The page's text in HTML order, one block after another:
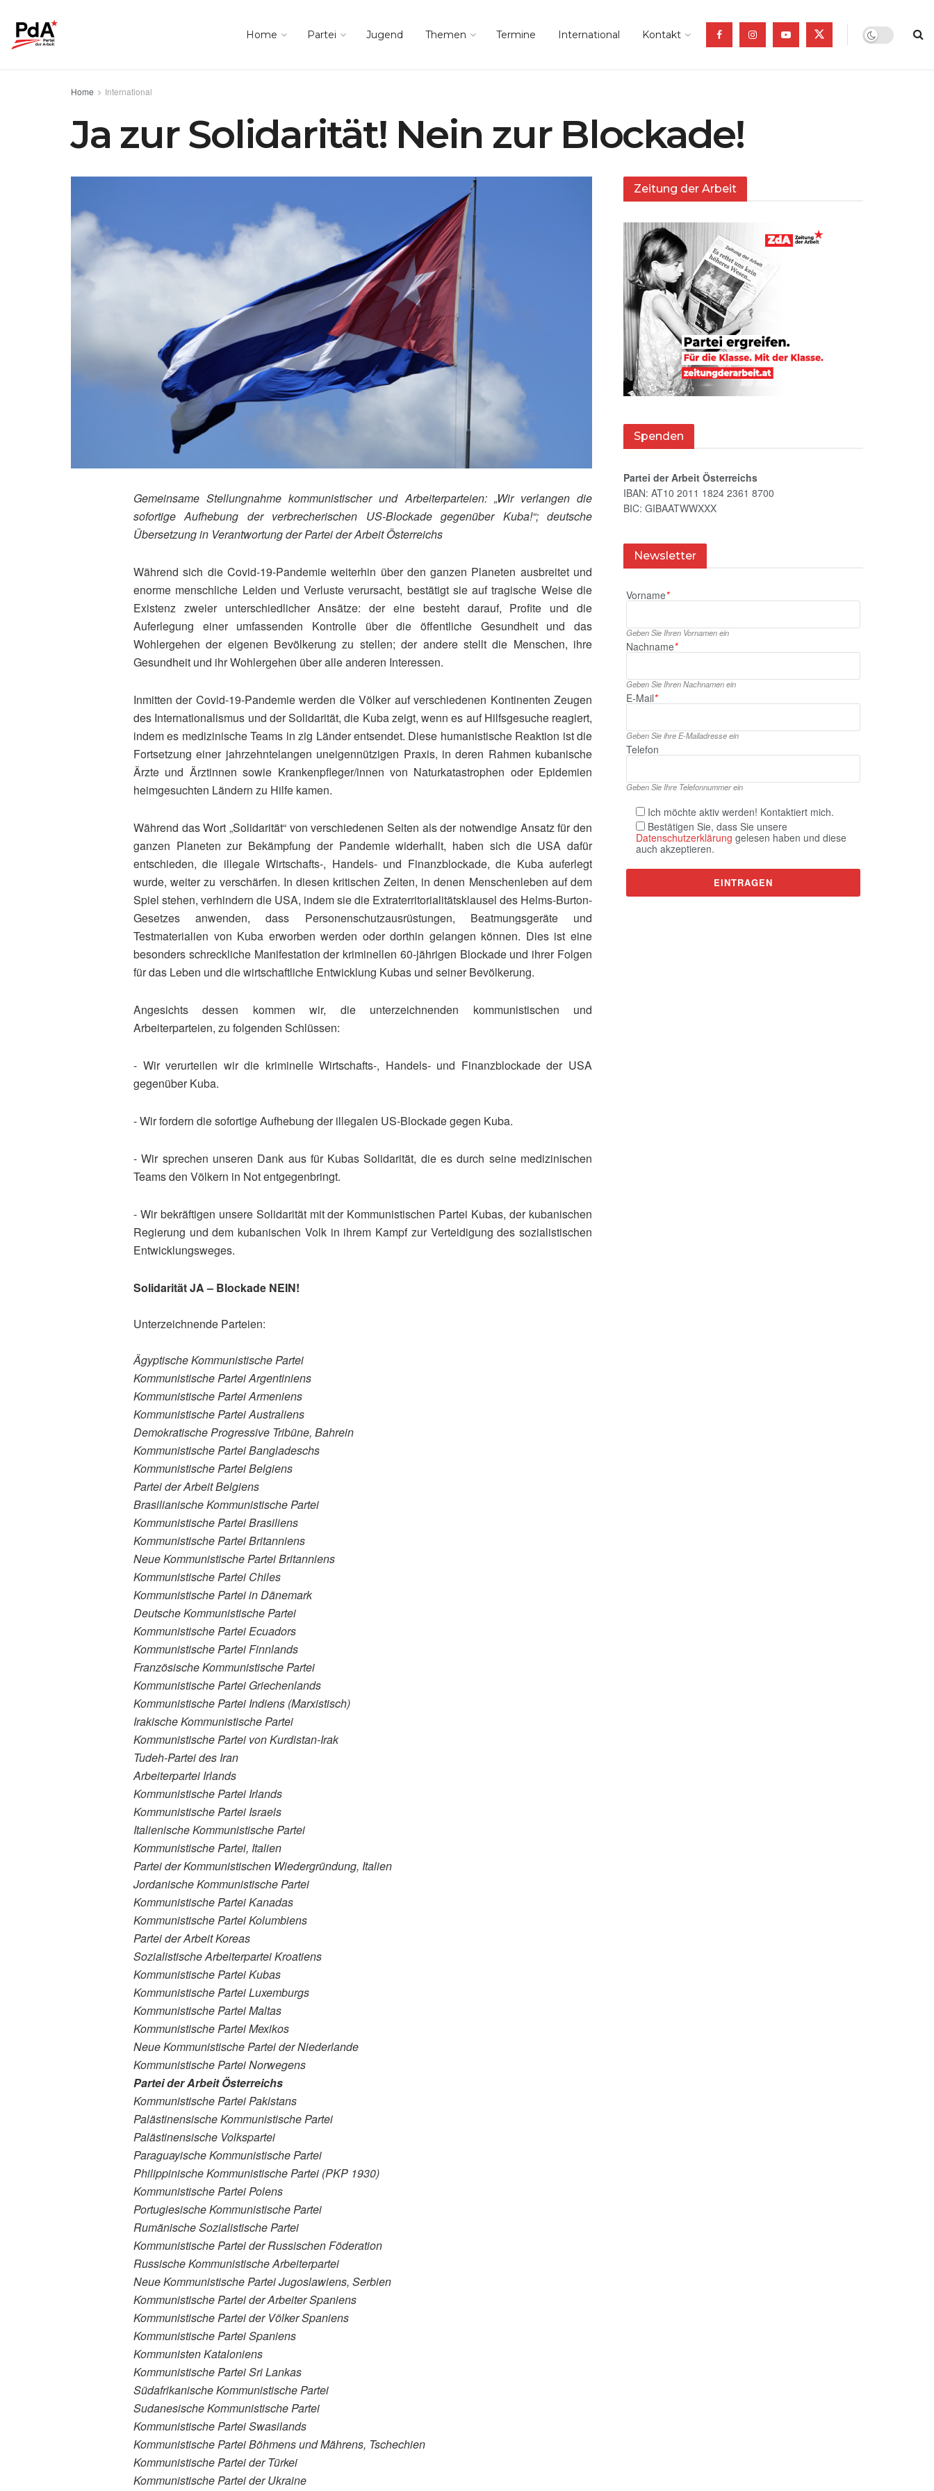
Home Partei Jugend Themen Termine International Kontakt
Home International
Ja zur Solidarität! Nein zur Blockade!
Gemeinsame Stellungnahme kommunistischer und Arbeiterparteien: „Wir verlangen die
sofortige Aufhebung der verbrecherischen US-Blockade gegenüber Kuba!“; deutsche
Übersetzung in Verantwortung der Partei der Arbeit Österreichs
Während sich die Covid-19-Pandemie weiterhin über den ganzen Planeten ausbreitet und
enorme menschliche Leiden und Verluste verursacht, bestätigt sie auf tragische Weise die
Existenz zweier unterschiedlicher Ansätze: der eine besteht darauf, Profite und die
Auferlegung einer umfassenden Kontrolle über die öffentliche Gesundheit und das
Wohlergehen der eigenen Bevölkerung zu stellen; der andere stellt die Menschen, ihre
Gesundheit und ihr Wohlergehen über alle anderen Interessen.
Inmitten der Covid-19-Pandemie werden die Völker auf verschiedenen Kontinenten Zeugen
des Internationalismus und der Solidarität, die Kuba zeigt, wenn es auf Hilfsgesuche reagiert,
indem es medizinische Teams in zig Länder entsendet. Diese humanistische Reaktion ist die
Fortsetzung einer jahrzehntelangen uneigennützigen Praxis, in deren Rahmen kubanische
Ärzte und Ärztinnen sowie Krankenpfleger/innen von Naturkatastrophen oder Epidemien
heimgesuchten Ländern zu Hilfe kamen.
Während das Wort „Solidarität“ von verschiedenen Seiten als der notwendige Ansatz für den
ganzen Planeten zur Bekämpfung der Pandemie widerhallt, haben sich die USA dafür
entschieden, die illegale Wirtschafts‑, Handels- und Finanzblockade, die Kuba auferlegt
wurde, weiter zu verschärfen. In diesen kritischen Zeiten, in denen Menschenleben auf dem
Spiel stehen, verhindern die USA, indem sie die Extraterritorialitätsklausel des Helms-Burton-
Gesetzes anwenden, dass Personenschutzausrüstungen, Beatmungsgeräte und
Testmaterialien von Kuba erworben werden oder dorthin gelangen können. Dies ist eine
besonders schreckliche Manifestation der kriminellen 60-jährigen Blockade und ihrer Folgen
für das Leben und die wirtschaftliche Entwicklung Kubas und seiner Bevölkerung.
Angesichts dessen kommen wir, die unterzeichnenden kommunistischen und
Arbeiterparteien, zu folgenden Schlüssen:
- Wir verurteilen wir die kriminelle Wirtschafts‑, Handels- und Finanzblockade der USA
gegenüber Kuba.
- Wir fordern die sofortige Aufhebung der illegalen US-Blockade gegen Kuba.
- Wir sprechen unseren Dank aus für Kubas Solidarität, die es durch seine medizinischen
Teams den Völkern in Not entgegenbringt.
- Wir bekräftigen unsere Solidarität mit der Kommunistischen Partei Kubas, der kubanischen
Regierung und dem kubanischen Volk in ihrem Kampf zur Verteidigung des sozialistischen
Entwicklungsweges.
Solidarität JA – Blockade NEIN!
Unterzeichnende Parteien:
Ägyptische Kommunistische Partei
Kommunistische Partei Argentiniens
Kommunistische Partei Armeniens
Kommunistische Partei Australiens
Demokratische Progressive Tribüne, Bahrein
Kommunistische Partei Bangladeschs
Kommunistische Partei Belgiens
Partei der Arbeit Belgiens
Brasilianische Kommunistische Partei
Kommunistische Partei Brasiliens
Kommunistische Partei Britanniens
Neue Kommunistische Partei Britanniens
Kommunistische Partei Chiles
Kommunistische Partei in Dänemark
Deutsche Kommunistische Partei
Kommunistische Partei Ecuadors
Kommunistische Partei Finnlands
Französische Kommunistische Partei
Kommunistische Partei Griechenlands
Kommunistische Partei Indiens (Marxistisch)
Irakische Kommunistische Partei
Kommunistische Partei von Kurdistan-Irak
Tudeh-Partei des Iran
Arbeiterpartei Irlands
Kommunistische Partei Irlands
Kommunistische Partei Israels
Italienische Kommunistische Partei
Kommunistische Partei, Italien
Partei der Kommunistischen Wiedergründung, Italien
Jordanische Kommunistische Partei
Kommunistische Partei Kanadas
Kommunistische Partei Kolumbiens
Partei der Arbeit Koreas
Sozialistische Arbeiterpartei Kroatiens
Kommunistische Partei Kubas
Kommunistische Partei Luxemburgs
Kommunistische Partei Maltas
Kommunistische Partei Mexikos
Neue Kommunistische Partei der Niederlande
Kommunistische Partei Norwegens
Partei der Arbeit Österreichs
Kommunistische Partei Pakistans
Palästinensische Kommunistische Partei
Palästinensische Volkspartei
Paraguayische Kommunistische Partei
Philippinische Kommunistische Partei (PKP 1930)
Kommunistische Partei Polens
Portugiesische Kommunistische Partei
Rumänische Sozialistische Partei
Kommunistische Partei der Russischen Föderation
Russische Kommunistische Arbeiterpartei
Neue Kommunistische Partei Jugoslawiens, Serbien
Kommunistische Partei der Arbeiter Spaniens
Kommunistische Partei der Völker Spaniens
Kommunistische Partei Spaniens
Kommunisten Kataloniens
Kommunistische Partei Sri Lankas
Südafrikanische Kommunistische Partei
Sudanesische Kommunistische Partei
Kommunistische Partei Swasilands
Kommunistische Partei Böhmens und Mährens, Tschechien
Kommunistische Partei der Türkei
Kommunistische Partei der Ukraine
Zeitung der Arbeit
Spenden
Partei der Arbeit Österreichs
IBAN: AT10 2011 1824 2361 8700
BIC: GIBAATWWXXX
Newsletter
Vorname*
Geben Sie Ihren Vornamen ein
Nachname*
Geben Sie Ihren Nachnamen ein
E‑Mail*
Geben Sie ihre E‑Mailadresse ein
Telefon
Geben Sie Ihre Telefonnummer ein
Ich möchte aktiv werden! Kontaktiert mich.
Bestätigen Sie, dass Sie unsere
Datenschutzerklärung gelesen haben und diese
auch akzeptieren.